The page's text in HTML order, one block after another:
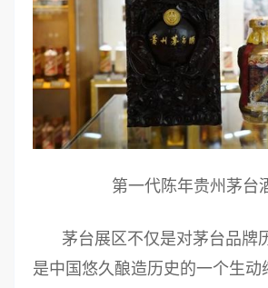
第一代陈年贵州茅台
茅台展区不仅是对茅台品牌
是中国悠久酿造历史的一个生动